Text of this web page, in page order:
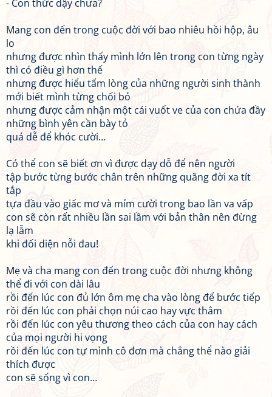
- Con thức dậy chưa?
Mang con đến trong cuộc đời với bao nhiêu hồi hộp, âu
lo
nhưng được nhìn thấy mình lớn lên trong con từng ngày
thì có điều gì hơn thế
nhưng được hiểu tấm lòng của những người sinh thành
mới biết mình từng chối bỏ
nhưng được cảm nhận một cái vuốt ve của con chứa đầy
những bình yên cần bày tỏ
quá dễ để khóc cười…
Có thể con sẽ biết ơn vì được dạy dỗ để nên người
tập bước từng bước chân trên những quãng đời xa tít
tắp
tựa đầu vào giấc mơ và mỉm cười trong bao lần va vấp
con sẽ còn rất nhiều lần sai lầm với bản thân nên đừng
lạ lẫm
khi đối diện nỗi đau!
Mẹ và cha mang con đến trong cuộc đời nhưng không
thể đi với con dài lâu
rồi đến lúc con đủ lớn ôm mẹ cha vào lòng để bước tiếp
rồi đến lúc con phải chọn núi cao hay vực thẳm
rồi đến lúc con yêu thương theo cách của con hay cách
của mọi người hi vọng
rồi đến lúc con tự mình cô đơn mà chẳng thể nào giải
thích được
con sẽ sống vì con…